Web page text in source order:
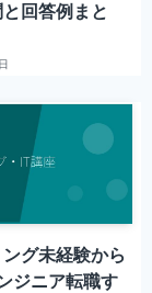
と回答例まと
グ未経験から
ジニア転職す